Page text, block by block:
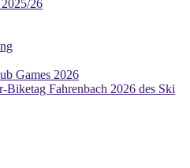
26
Games 2026
Fahrenbach 2026 des Ski